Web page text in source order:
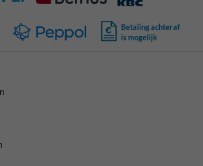
Betaling achteraf
is mogelijk